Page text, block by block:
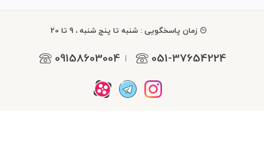
زمان پاسخگویی : شنبه تا پنج شنبه ، 9 تا 20
051-37654224
|
09158603004